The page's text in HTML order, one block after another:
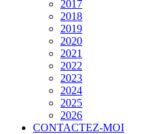
2017
2018
2019
2020
2021
2022
2023
2024
2025
2026
CONTACTEZ-MOI